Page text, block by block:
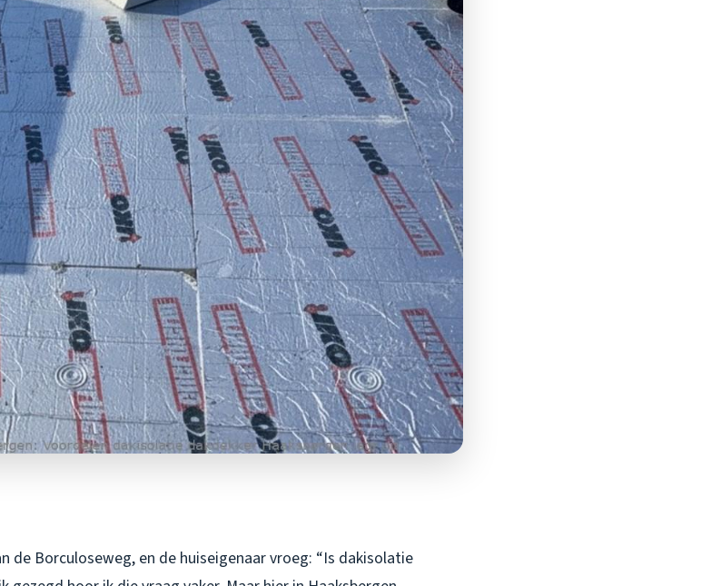
de Borculoseweg, en de huiseigenaar vroeg: “Is dakisolatie